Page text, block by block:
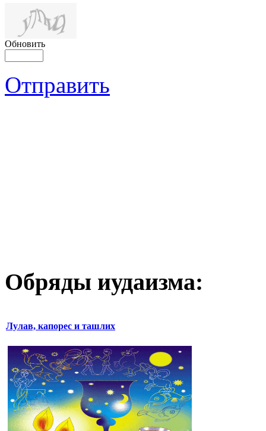
Обновить
Отправить
Обряды иудаизма:
Лулав, капорес и ташлих